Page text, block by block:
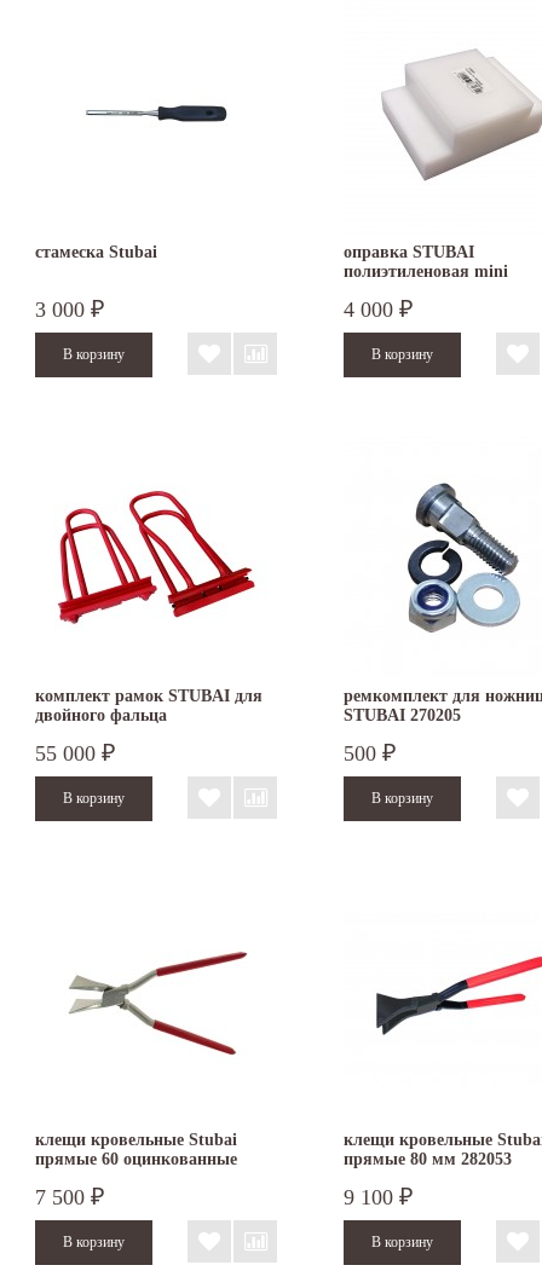
стамеска Stubai
3 000 ₽
оправка STUBAI
полиэтиленовая mini
4 000 ₽
комплект рамок STUBAI для
двойного фальца
55 000 ₽
ремкомплект для
STUBAI 270205
500 ₽
клещи кровельные Stubai
прямые 60 оцинкованные
7 500 ₽
клещи кровельные
прямые 80 мм 282053
9 100 ₽